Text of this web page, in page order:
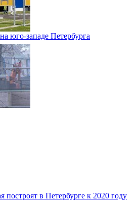
юго-западе Петербурга
построят в Петербурге к 2020 году